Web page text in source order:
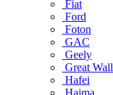
Fiat
Ford
Foton
GAC
Geely
Great Wall
Hafei
Haima